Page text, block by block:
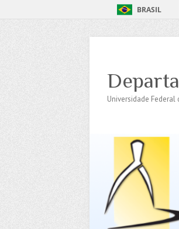
BRASIL
Universidade Federal